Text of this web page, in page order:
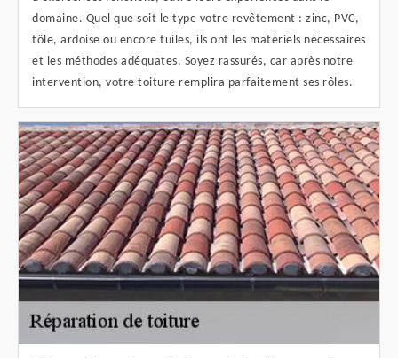
domaine. Quel que soit le type votre revêtement : zinc, PVC,
tôle, ardoise ou encore tuiles, ils ont les matériels nécessaires
et les méthodes adéquates. Soyez rassurés, car après notre
intervention, votre toiture remplira parfaitement ses rôles.